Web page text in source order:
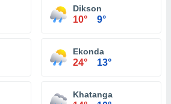
Dikson
10° 9°
Ekonda
24° 13°
Khatanga